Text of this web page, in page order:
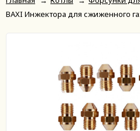
BAXI Инжектора для сжиженного